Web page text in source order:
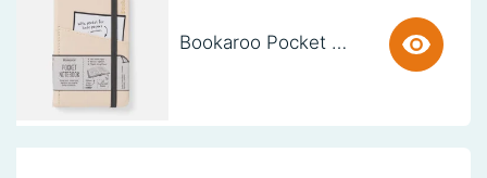
Bookaroo Pocket Notebook (A6) - CREAM